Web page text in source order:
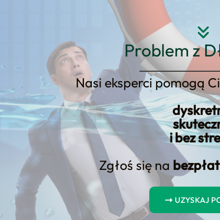
Problem z
Nasi eksperci pomogą
i bez
Zgłoś się na
UZYSKAJ
Strona główna O nas
do lukratywnych